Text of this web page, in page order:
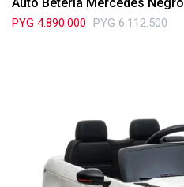
PYG 4.890.000 PYG 6.112.500